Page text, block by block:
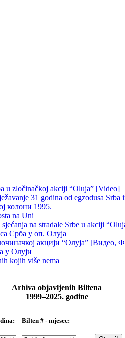
u zločinačkoj akciji “Oluja” [Video]
31 godina od egzodusa Srba
колони 1995.
na Uni
na stradale Srbe u akciji
Срба у оп. Олуја
акцији “Олуја” [Видео,
у Олуји
kojih više nema
Arhiva objavljenih Biltena
1999–2025. godine
Bilten # - mjesec: